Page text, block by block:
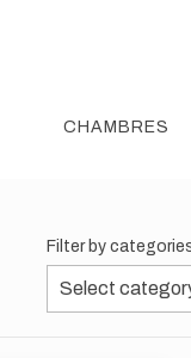
CHAMBRES
Filter by